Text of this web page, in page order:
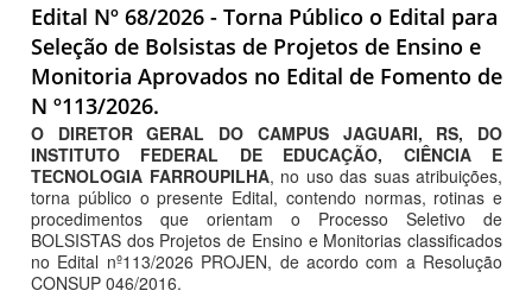
Edital Nº 68/2026 - Torna Público o Edital para
Seleção de Bolsistas de Projetos de Ensino e
Monitoria Aprovados no Edital de Fomento de
N º113/2026.
O DIRETOR GERAL DO CAMPUS JAGUARI, RS, DO
INSTITUTO FEDERAL DE EDUCAÇÃO, CIÊNCIA E
TECNOLOGIA FARROUPILHA, no uso das suas atribuições,
torna público o presente Edital, contendo normas, rotinas e
procedimentos que orientam o Processo Seletivo de
BOLSISTAS dos Projetos de Ensino e Monitorias classificados
no Edital nº113/2026 PROJEN, de acordo com a Resolução
CONSUP 046/2016.